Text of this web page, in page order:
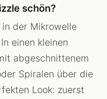
schön?
in der Mikrowelle
einen kleinen
abgeschnittenem
Spiralen über die
Look: zuerst